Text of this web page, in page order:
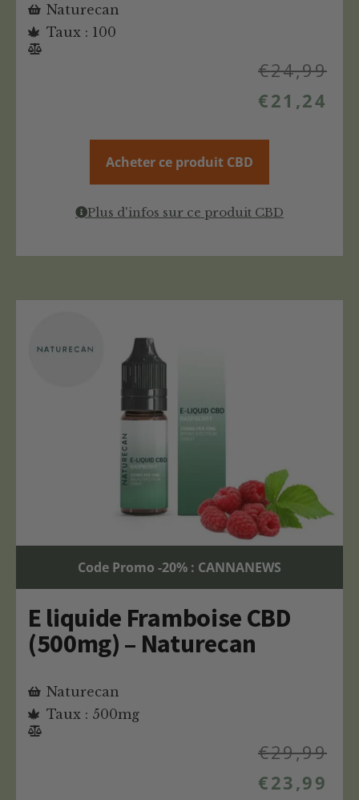
Naturecan
Taux : 100
€24,99
€21,24
Acheter ce produit CBD
Plus d'infos sur ce produit CBD
Code Promo -20% : CANNANEWS
E liquide Framboise CBD
(500mg) – Naturecan
Naturecan
Taux : 500mg
€29,99
€23,99